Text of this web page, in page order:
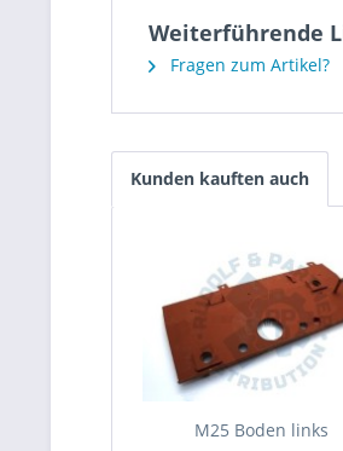
Weiterführende
Fragen zum Artikel?
Kunden kauften auch
M25 Boden links